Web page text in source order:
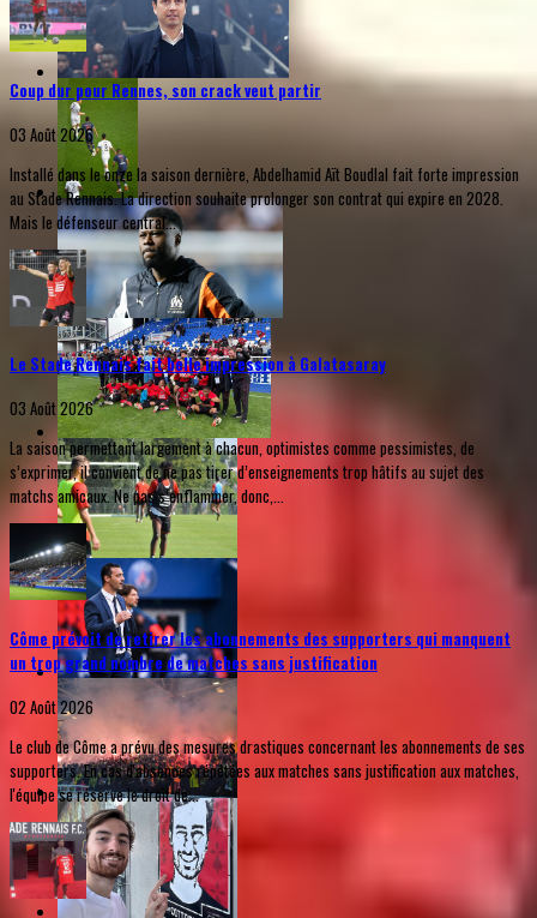
Coup dur pour Rennes, son crack veut partir
03 Août 2026
Installé dans le onze la saison dernière, Abdelhamid Aït Boudlal fait forte impression
au Stade Rennais. La direction souhaite prolonger son contrat qui expire en 2028.
Mais le défenseur central...
Le Stade Rennais fait belle impression à Galatasaray
03 Août 2026
La saison permettant largement à chacun, optimistes comme pessimistes, de
s’exprimer, il convient de ne pas tirer d’enseignements trop hâtifs au sujet des
matchs amicaux. Ne pas s’enflammer, donc,...
Côme prévoit de retirer les abonnements des supporters qui manquent
un trop grand nombre de matches sans justification
02 Août 2026
Le club de Côme a prévu des mesures drastiques concernant les abonnements de ses
supporters. En cas d'absences répétées aux matches sans justification aux matches,
l'équipe se réserve le droit de...